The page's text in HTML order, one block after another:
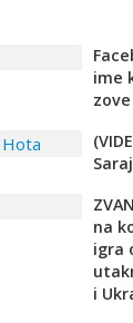
ime
na
igra
i